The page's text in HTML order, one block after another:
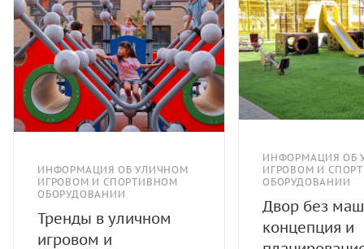
ИНФОРМАЦИЯ ОБ УЛИЧНОМ
ИГРОВОМ И СПОРТИВНОМ
ОБОРУДОВАНИИ
Тренды в уличном
игровом и
ИНФОРМАЦИЯ ОБ
ИГРОВОМ И
ОБОРУДОВАНИИ
Двор без
концепция и